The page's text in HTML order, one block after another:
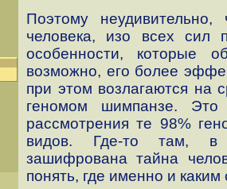
Поэтому
человека, изо всех сил
особенности, которые
возможно, его более
при этом возлагаются на
геномом шимпанзе. Это
рассмотрения те 98%
видов. Где-то там, в
зашифрована тайна
понять, где именно и